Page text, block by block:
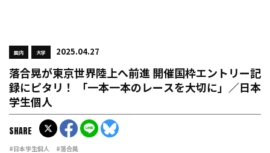
国内 大学 2025.04.27
落合晃が東京世界陸上へ前進 開催国枠エントリー記
録にピタリ！ 「一本一本のレースを大切に」／日本
学生個人
#日本学生個人 #落合晃
SHARE